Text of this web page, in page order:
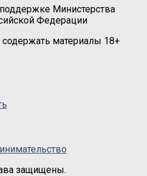
Министерства
Федерации
материалы 18+
защищены.